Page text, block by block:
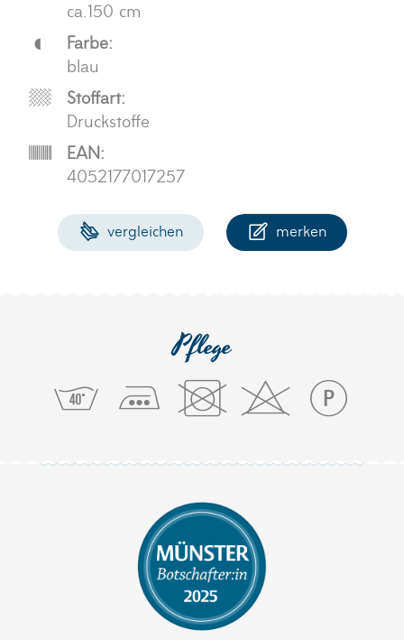
ca.150 cm
Farbe:
blau
Stoffart:
Druckstoffe
EAN:
4052177017257
vergleichen merken
Pflege